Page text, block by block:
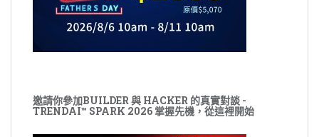
邀請你參加BUILDER 與 HACKER 的真實對談 -
TRENDAI™ SPARK 2026 掌握先機，從這裡開始